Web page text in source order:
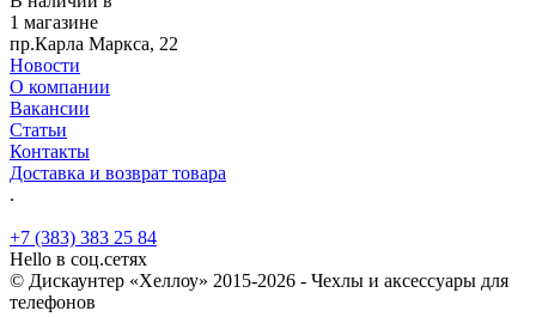
1 магазине
пр.Карла Маркса, 22
Новости
О компании
Вакансии
Статьи
Контакты
Доставка и возврат товара
.
+7 (383) 383 25 84
Hello в соц.сетях
© Дискаунтер «Хеллоу» 2015-2026 - Чехлы и аксессуары для
телефонов